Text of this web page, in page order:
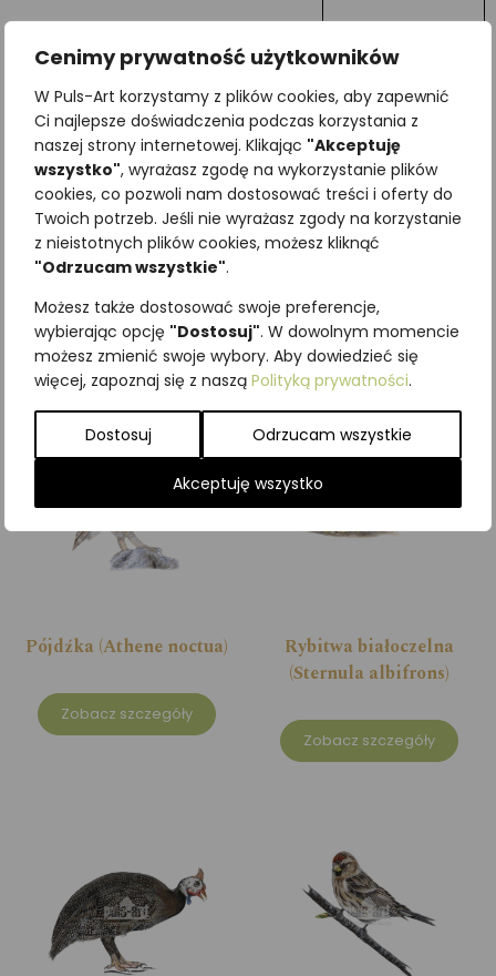
Cenimy prywatność użytkowników
W Puls-Art korzystamy z plików cookies, aby zapewnić
Ci najlepsze doświadczenia podczas korzystania z
naszej strony internetowej. Klikając "Akceptuję
wszystko", wyrażasz zgodę na wykorzystanie plików
cookies, co pozwoli nam dostosować treści i oferty do
Twoich potrzeb. Jeśli nie wyrażasz zgody na korzystanie
z nieistotnych plików cookies, możesz kliknąć
"Odrzucam wszystkie".
Możesz także dostosować swoje preferencje,
wybierając opcję "Dostosuj". W dowolnym momencie
możesz zmienić swoje wybory. Aby dowiedzieć się
więcej, zapoznaj się z naszą Polityką prywatności.
Dostosuj Odrzucam wszystkie
Akceptuję wszystko
Najniższa cena z ostatnich 30
dni:65,00zł
SKU:Brak danych
Kategorie:
Pozostałe,Ptaki,Wodne
Podobne produkty
Pójdźka (Athene noctua)
Zobacz szczegóły
Rybitwa białoczelna
(Sternula albifrons)
Zobacz szczegóły